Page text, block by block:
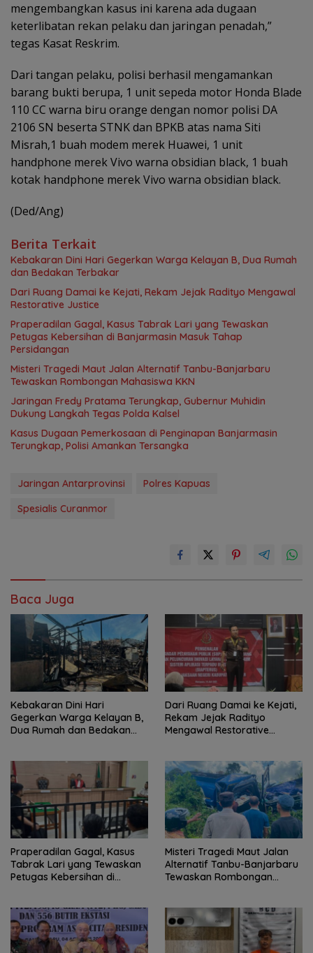
mengembangkan kasus ini karena ada dugaan
keterlibatan rekan pelaku dan jaringan penadah,”
tegas Kasat Reskrim.
Dari tangan pelaku, polisi berhasil mengamankan
barang bukti berupa, 1 unit sepeda motor Honda Blade
110 CC warna biru orange dengan nomor polisi DA
2106 SN beserta STNK dan BPKB atas nama Siti
Misrah,1 buah modem merek Huawei, 1 unit
handphone merek Vivo warna obsidian black, 1 buah
kotak handphone merek Vivo warna obsidian black.
(Ded/Ang)
Berita Terkait
Kebakaran Dini Hari Gegerkan Warga Kelayan B, Dua Rumah
dan Bedakan Terbakar
Dari Ruang Damai ke Kejati, Rekam Jejak Radityo Mengawal
Restorative Justice
Praperadilan Gagal, Kasus Tabrak Lari yang Tewaskan
Petugas Kebersihan di Banjarmasin Masuk Tahap
Persidangan
Misteri Tragedi Maut Jalan Alternatif Tanbu-Banjarbaru
Tewaskan Rombongan Mahasiswa KKN
Jaringan Fredy Pratama Terungkap, Gubernur Muhidin
Dukung Langkah Tegas Polda Kalsel
Kasus Dugaan Pemerkosaan di Penginapan Banjarmasin
Terungkap, Polisi Amankan Tersangka
Jaringan Antarprovinsi
Polres Kapuas
Spesialis Curanmor
Baca Juga
Kebakaran Dini Hari
Gegerkan Warga Kelayan B,
Dua Rumah dan Bedakan
Dari Ruang Damai ke Kejati,
Rekam Jejak Radityo
Mengawal Restorative
Praperadilan Gagal, Kasus
Tabrak Lari yang Tewaskan
Petugas Kebersihan di
Misteri Tragedi Maut Jalan
Alternatif Tanbu-Banjarbaru
Tewaskan Rombongan